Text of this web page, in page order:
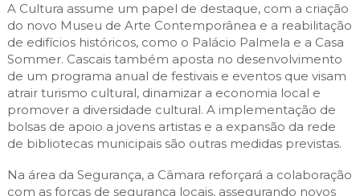
A Cultura assume um papel de destaque, com a criação
do novo Museu de Arte Contemporânea e a reabilitação
de edifícios históricos, como o Palácio Palmela e a Casa
Sommer. Cascais também aposta no desenvolvimento
de um programa anual de festivais e eventos que visam
atrair turismo cultural, dinamizar a economia local e
promover a diversidade cultural. A implementação de
bolsas de apoio a jovens artistas e a expansão da rede
de bibliotecas municipais são outras medidas previstas.
Na área da Segurança, a Câmara reforçará a colaboração
com as forças de segurança locais, assegurando novos